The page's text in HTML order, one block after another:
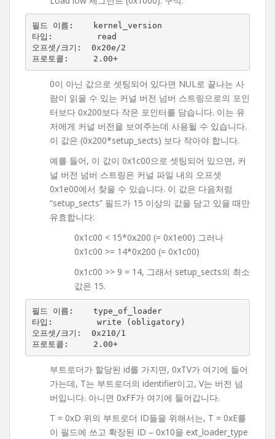
필드 이름:    kernel_version
타입:         read
오프셋/크기:  0x20e/2
프로토콜:     2.00+
0이 아닌 값으로 셋팅되어 있다면 NUL로 끝나는 사
람이 읽을 수 있는 커널 버전 넘버 스트링으로의 포인
터보다 0x200보다 작은 포인터를 담습니다. 이는 유
저에게 커널 버전을 보여주는데 사용될 수 있습니다.
이 값은 (0x200*setup_sects) 보다 작아야 합니다.
예를 들어, 이 값이 0x1c00으로 셋팅되어 있으면, 커
널 버전 넘버 스트링은 커널 파일 내의 오프셋
0x1e00에서 찾을 수 있습니다. 이 값은 다음처럼
“setup_sects” 필드가 15 이상의 값을 담고 있을 때만
유효합니다:
0x1c00 < 15*0x200 (= 0x1e00) 그러나
0x1c00 >= 14*0x200 (= 0x1c00)
0x1c00 >> 9 = 14, 그래서 setup_sects의 최소
값은 15.
필드 이름:    type_of_loader
타입:         write (obligatory)
오프셋/크기:  0x210/1
프로토콜:     2.00+
부트로더가 할당된 id를 가지면, 0xTV가 여기에 들어
가는데, T는 부트로더의 identifier이고, V는 버전 넘
버입니다. 아니면 0xFF가 여기에 들어갑니다.
T = 0xD 위의 부트로더 ID들을 위해서는, T = 0xE를
이 필드에 쓰고 확장된 ID – 0x10을 ext_loader_type